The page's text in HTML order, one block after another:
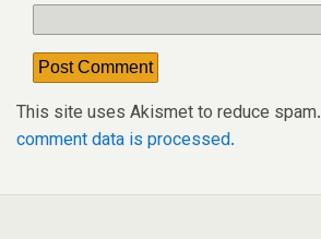
This site uses Akismet to reduce spam.
comment data is processed.